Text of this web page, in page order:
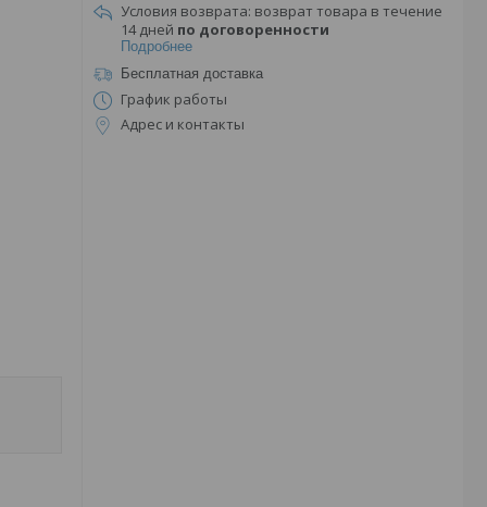
возврат товара в течение
14 дней по договоренности
Подробнее
Бесплатная доставка
График работы
Адрес и контакты